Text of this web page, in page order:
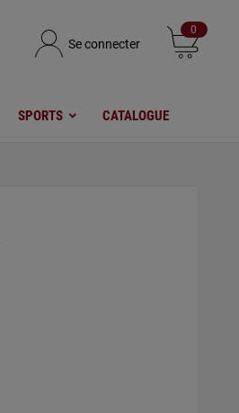
Se connecter
0
SPORTS CATALOGUE